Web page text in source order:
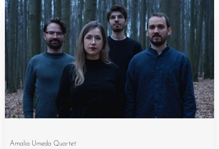
Amalia Umeda Quartet